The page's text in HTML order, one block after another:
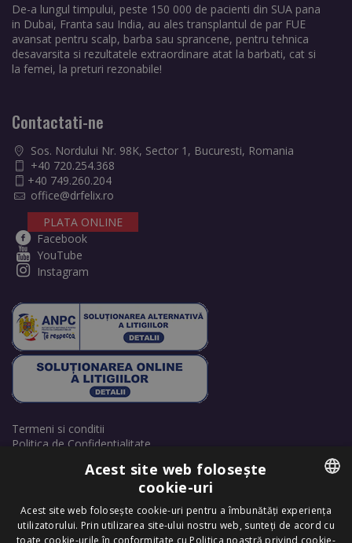
De-a lungul timpului, peste 150 000 de pacienti din SUA pana
in Dubai, Franta sau India, au ales transplantul de par FUE
avansat pentru scalp, barba sau sprancene, pentru tehnica
desavarsita si rezultatele extraordinare atat la barbati, cat si
la femei, la preturi rezonabile!
Contactati-ne
Sos. Nordului Nr. 98K, Sector 1, Bucuresti, Romania
+40 720.254.368
+40 749.260.204
office@drfelix.ro
PLATA ONLINE
Facebook
YouTube
Instagram
Termeni si conditii
Politica de Confidentialitate
Retrage consimțământ cookie-uri
ROMANIAN
ENGLISH
Acest site web folosește
cookie-uri
Acest site web folosește cookie-uri pentru a îmbunătăți experiența
utilizatorului. Prin utilizarea site-ului nostru web, sunteți de acord cu
toate cookie-urile în conformitate cu Politica noastră privind cookie-